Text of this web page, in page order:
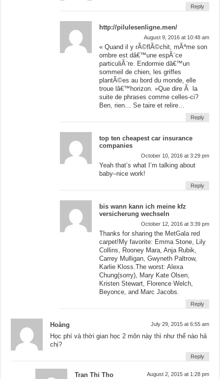
Reply
http://pilulesenligne.men/
August 9, 2016 at 10:48 am
« Quand il y rÃ©flÃ©chit, mÃªme son
ombre est dâ€™une espÃ¨ce
particuliÃ¨re. Endormie dâ€™un
sommeil de chien, les griffes
plantÃ©es au bord du monde, elle
troue lâ€™horizon. »Que dire Ã la
suite de phrases comme celles-ci?
Ben, rien… Se taire et relire…
Reply
top ten cheapest car insurance
companies
October 10, 2016 at 3:29 pm
Yeah that’s what I’m talking about
baby–nice work!
Reply
bis wann kann ich meine kfz
versicherung wechseln
October 12, 2016 at 3:39 pm
Thanks for sharing the MetGala red
carpet!My favorite: Emma Stone, Lily
Collins, Rooney Mara, Anja Rubik,
Carrey Mulligan, Gwyneth Paltrow,
Karlie Kloss.The worst: Alexa
Chung(sorry), Mary Kate Olsen,
Kristen Stewart, Florence Welch,
Beyonce, and Marc Jacobs.
Reply
Hoàng July 29, 2015 at 6:55 am
Học phí và thời gian học 2 môn này thì như thế nào hả
chị?
Reply
Tran Thi Tho August 2, 2015 at 1:28 pm